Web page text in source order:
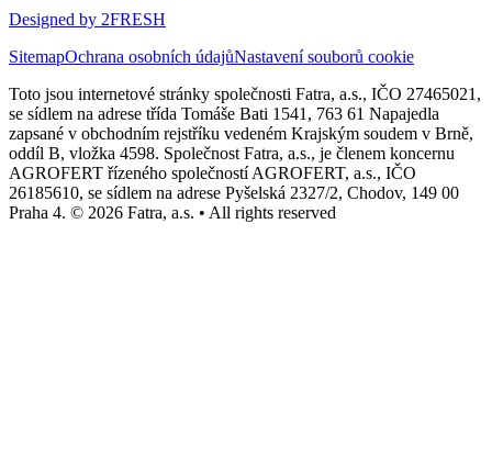
Designed by 2FRESH
SitemapOchrana osobních údajůNastavení souborů cookie
Toto jsou internetové stránky společnosti Fatra, a.s., IČO 27465021,
se sídlem na adrese třída Tomáše Bati 1541, 763 61 Napajedla
zapsané v obchodním rejstříku vedeném Krajským soudem v Brně,
oddíl B, vložka 4598. Společnost Fatra, a.s., je členem koncernu
AGROFERT řízeného společností AGROFERT, a.s., IČO
26185610, se sídlem na adrese Pyšelská 2327/2, Chodov, 149 00
Praha 4. © 2026 Fatra, a.s. • All rights reserved